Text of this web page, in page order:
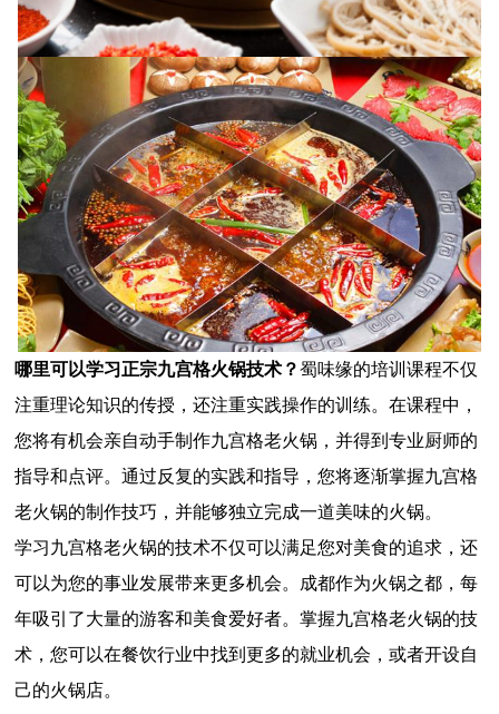
哪里可以学习正宗九宫格火锅技术？蜀味缘的培训课程不仅
注重理论知识的传授，还注重实践操作的训练。在课程中，
您将有机会亲自动手制作九宫格老火锅，并得到专业厨师的
指导和点评。通过反复的实践和指导，您将逐渐掌握九宫格
老火锅的制作技巧，并能够独立完成一道美味的火锅。
学习九宫格老火锅的技术不仅可以满足您对美食的追求，还
可以为您的事业发展带来更多机会。成都作为火锅之都，每
年吸引了大量的游客和美食爱好者。掌握九宫格老火锅的技
术，您可以在餐饮行业中找到更多的就业机会，或者开设自
己的火锅店。